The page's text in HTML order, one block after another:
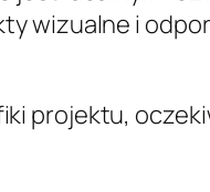
wizualne i
projektu,